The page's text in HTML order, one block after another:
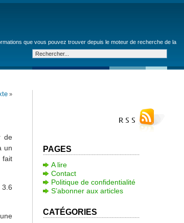
que vous pouvez trouver depuis le moteur de recherche de la
»
de
un
fait
3.6
PAGES
A lire
Contact
Politique de confidentialité
S’abonner aux articles
CATÉGORIES